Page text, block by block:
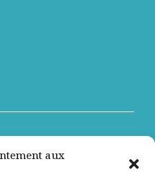
aux